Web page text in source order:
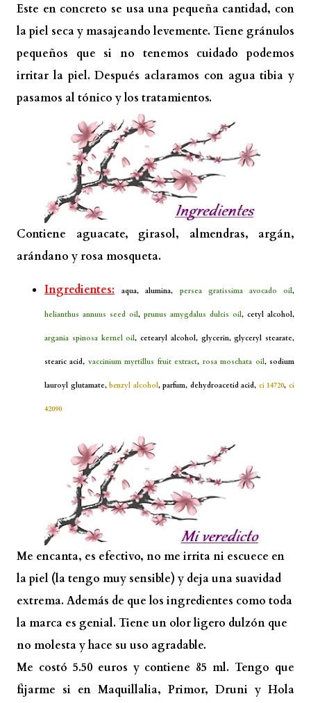
Este en concreto se usa una pequeña cantidad, con
la piel seca y masajeando levemente. Tiene gránulos
pequeños que si no tenemos cuidado podemos
irritar la piel. Después aclaramos con agua tibia y
pasamos al tónico y los tratamientos.
Contiene aguacate, girasol, almendras, argán,
arándano y rosa mosqueta.
Ingredientes: aqua, alumina, persea gratissima avocado oil,
helianthus annuus seed oil, prunus amygdalus dulcis oil, cetyl alcohol,
argania spinosa kernel oil, cetearyl alcohol, glycerin, glyceryl stearate,
stearic acid, vaccinium myrtillus fruit extract, rosa moschata oil, sodium
lauroyl glutamate,benzyl alcohol, parfum, dehydroacetid acid, ci 14720,ci
42090
Me encanta, es efectivo, no me irrita ni escuece en
la piel (la tengo muy sensible) y deja una suavidad
extrema. Además de que los ingredientes como toda
la marca es genial. Tiene un olor ligero dulzón que
no molesta y hace su uso agradable.
Me costó 5.50 euros y contiene 85 ml. Tengo que
fijarme si en Maquillalia, Primor, Druni y Hola